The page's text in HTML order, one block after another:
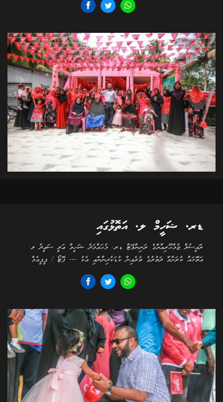
ޑރ. ޝަހީމް ލ. އަތޮޅުގައި
ރަަައީސުލް ޖުމްޙޫރިއްޔާގެ ރަނިންމޭޓް ޑރ. މުޙައްމަދު ޝަހީމް ޢަލީ ސަޢީދު ލ.
އަތޮޅައް ކުރަށްވާ ދަތުރުގެ ތެރެއިން ކުޑަކުދިންނާއި އެކު --- ފޮޓޯ / ޕީޕީއެމް